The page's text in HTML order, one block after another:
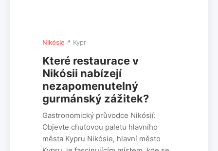
Nikósie 📍 Kypr
Které restaurace v
Nikósii nabízejí
nezapomenutelný
gurmánský zážitek?
Gastronomický průvodce Nikósií:
Objevte chuťovou paletu hlavního
města Kypru Nikósie, hlavní město